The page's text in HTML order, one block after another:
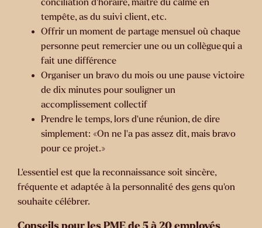
conciliation d’horaire, maître du calme en
tempête, as du suivi client, etc.
Offrir un moment de partage mensuel où chaque
personne peut remercier une ou un collègue qui a
fait une différence
Organiser un bravo du mois ou une pause victoire
de dix minutes pour souligner un
accomplissement collectif
Prendre le temps, lors d’une réunion, de dire
simplement: «On ne l’a pas assez dit, mais bravo
pour ce projet.»
L’essentiel est que la reconnaissance soit sincère,
fréquente et adaptée à la personnalité des gens qu’on
souhaite célébrer.